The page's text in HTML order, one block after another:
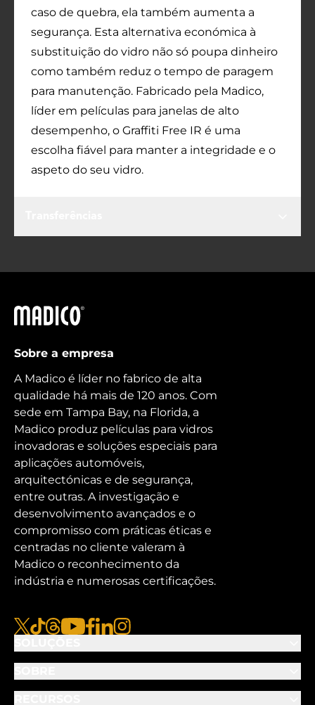
caso de quebra, ela também aumenta a
segurança. Esta alternativa económica à
substituição do vidro não só poupa dinheiro
como também reduz o tempo de paragem
para manutenção. Fabricado pela Madico,
líder em películas para janelas de alto
desempenho, o Graffiti Free IR é uma
escolha fiável para manter a integridade e o
aspeto do seu vidro.
Madico
Sobre a empresa
A Madico é líder no fabrico de alta
qualidade há mais de 120 anos. Com
sede em Tampa Bay, na Florida, a
Madico produz películas para vidros
inovadoras e soluções especiais para
aplicações automóveis,
arquitectónicas e de segurança,
entre outras. A investigação e
desenvolvimento avançados e o
compromisso com práticas éticas e
centradas no cliente valeram à
Madico o reconhecimento da
indústria e numerosas certificações.